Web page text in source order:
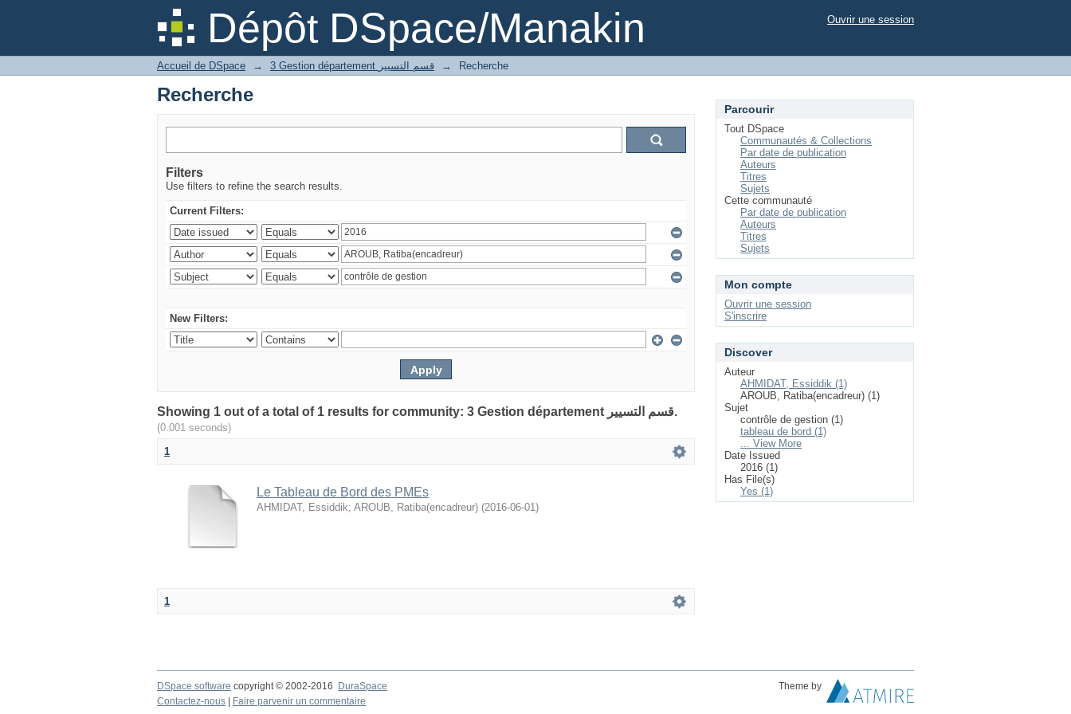
Dépôt DSpace/Manakin
Recherche Ouvrir une session
Accueil de DSpace → 3 Gestion département قسم التسيير → Recherche
Recherche
Filters
Use filters to refine the search results.
Current Filters:
New Filters:
Showing 1 out of a total of 1 results for community: 3 Gestion département قسم التسيير.
(0.001 seconds)
1
Le Tableau de Bord des PMEs
AHMIDAT, Essiddik; AROUB, Ratiba(encadreur) (2016-06-01)
1
Parcourir
Tout DSpace
Communautés & Collections
Par date de publication
Auteurs
Titres
Sujets
Cette communauté
Par date de publication
Auteurs
Titres
Sujets
Mon compte
Ouvrir une session
S'inscrire
Discover
Auteur
AHMIDAT, Essiddik (1)
AROUB, Ratiba(encadreur) (1)
Sujet
contrôle de gestion (1)
tableau de bord (1)
... View More
Date Issued
2016 (1)
Has File(s)
Yes (1)
DSpace software copyright © 2002-2016 DuraSpace
Theme by
Contactez-nous
Faire parvenir un commentaire